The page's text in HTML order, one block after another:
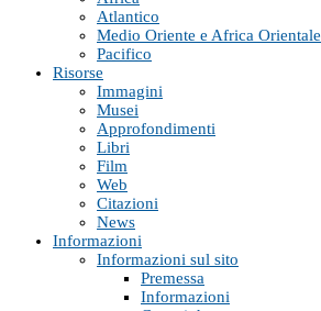
Atlantico
Medio Oriente e Africa Orientale
Pacifico
Risorse
Immagini
Musei
Approfondimenti
Libri
Film
Web
Citazioni
News
Informazioni
Informazioni sul sito
Premessa
Informazioni